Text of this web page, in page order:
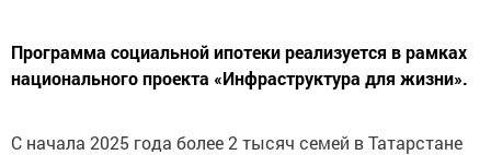
Программа социальной ипотеки реализуется в рамках
национального проекта «Инфраструктура для жизни».
С начала 2025 года более 2 тысяч семей в Татарстане